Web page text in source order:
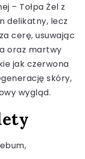
– Tołpa Żel z
delikatny, lecz
cerę, usuwając
oraz martwy
jak czerwona
skóry,
wygląd.